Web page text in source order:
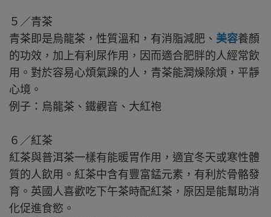
５／青茶
青茶即是烏龍茶，性質溫和，有消脂減肥、 美容養顏
的功效，加上有利尿作用，因而適合肥胖的人經常飲
用。對於容易心煩氣躁的人，青茶能潤燥除煩，平靜
心境。
例子：烏龍茶、鐵觀音、大紅袍
６／紅茶
紅茶與普洱茶一樣有能暖胃作用，適宜冬天或寒性體
質的人飲用。紅茶中含有豐富錳元素，有利於骨骼發
育。英國人喜歡吃下午茶時配紅茶，原因是能幫助消
化促進食慾。